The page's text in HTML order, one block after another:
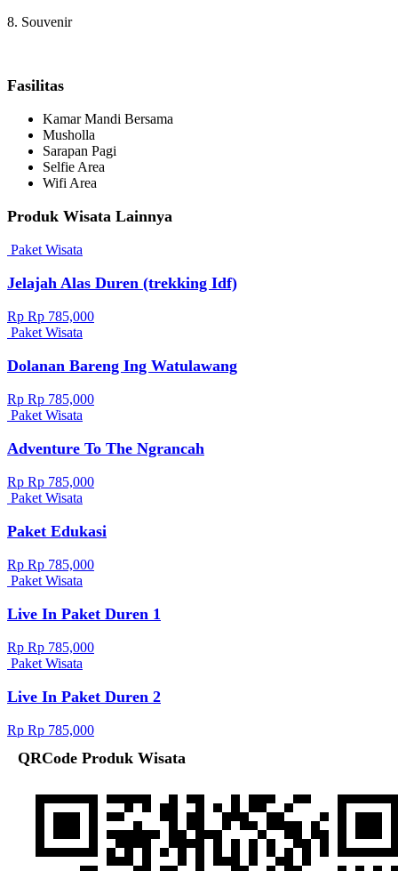
8. Souvenir
Fasilitas
Kamar Mandi Bersama
Musholla
Sarapan Pagi
Selfie Area
Wifi Area
Produk Wisata Lainnya
Paket Wisata
Jelajah Alas Duren (trekking Idf)
Rp Rp 785,000
Paket Wisata
Dolanan Bareng Ing Watulawang
Rp Rp 785,000
Paket Wisata
Adventure To The Ngrancah
Rp Rp 785,000
Paket Wisata
Paket Edukasi
Rp Rp 785,000
Paket Wisata
Live In Paket Duren 1
Rp Rp 785,000
Paket Wisata
Live In Paket Duren 2
Rp Rp 785,000
QRCode Produk Wisata